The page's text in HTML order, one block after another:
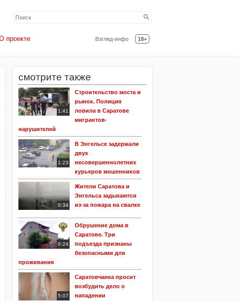
Взгляд-инфо 18+
проекте
смотрите также
1:41
Строительство моста и
рынок. Полиция
ловила в Саратове
мигрантов-
нарушителей
1:23
В Энгельсе задержали
двух
несовершеннолетних
курьеров мошенников
0:34
Жители Саратова и
Энгельса задыхаются
из-за пожара на свалке
0:24
Обрушение дома в
Саратове. Три
подъезда признаны
безопасными для
проживания
5:07
Саратовчанка просит
возбудить дело о
нападении